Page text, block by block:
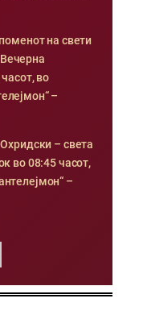
на свети
во
–
– света
во 08:45 часот,
–